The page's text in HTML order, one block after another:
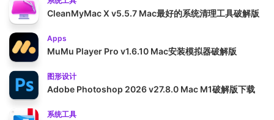
CleanMyMac X v5.5.7 Mac最好的系统清理工具破解版
Apps
MuMu Player Pro v1.6.10 Mac安装模拟器破解版
图形设计
Adobe Photoshop 2026 v27.8.0 Mac M1破解版下载
系统工具